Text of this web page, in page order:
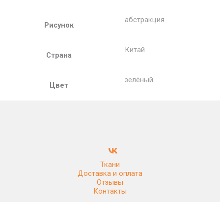
Рисунок
абстракция
Страна
Китай
Цвет
зелёный
Ткани
Доставка и оплата
Отзывы
Контакты